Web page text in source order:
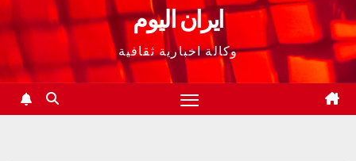
ايران اليوم
وكالة اخبارية ثقافية